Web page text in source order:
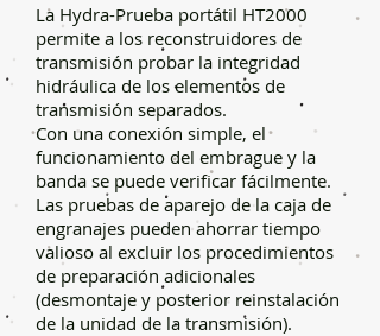
La Hydra-Prueba portátil HT2000
permite a los reconstruidores de
transmisión probar la integridad
hidráulica de los elementos de
transmisión separados.
Con una conexión simple, el
funcionamiento del embrague y la
banda se puede verificar fácilmente.
Las pruebas de aparejo de la caja de
engranajes pueden ahorrar tiempo
valioso al excluir los procedimientos
de preparación adicionales
(desmontaje y posterior reinstalación
de la unidad de la transmisión).